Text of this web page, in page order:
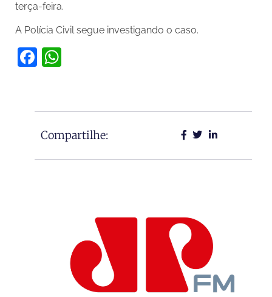
terça-feira.
A Polícia Civil segue investigando o caso.
Facebook
Compartilhe: